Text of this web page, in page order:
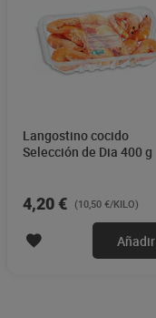
Langostino cocido
Selección de Dia 400 g
4,20 € (10,50 €/KILO)
Añadir